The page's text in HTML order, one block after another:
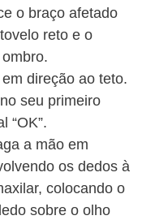
o braço afetado
reto e o
direção ao teto.
seu primeiro
“OK”.
a mão em
os dedos à
colocando o
sobre o olho